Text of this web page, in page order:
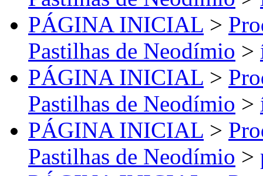
PÁGINA INICIAL >
Pastilhas de Neodímio >
PÁGINA INICIAL >
Pastilhas de Neodímio >
PÁGINA INICIAL >
Pastilhas de Neodímio >